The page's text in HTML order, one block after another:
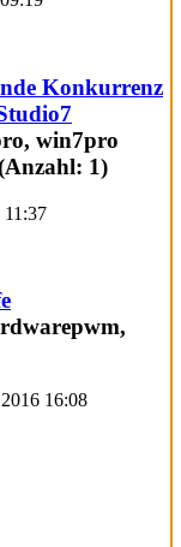
Konkurrenz
11:37
16:08